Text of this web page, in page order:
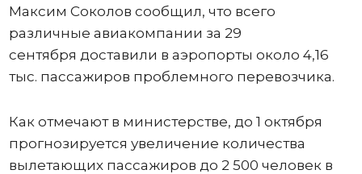
Максим Соколов сообщил, что всего
различные авиакомпании за 29
сентября доставили в аэропорты около 4,16
тыс. пассажиров проблемного перевозчика.
Как отмечают в министерстве, до 1 октября
прогнозируется увеличение количества
вылетающих пассажиров до 2 500 человек в